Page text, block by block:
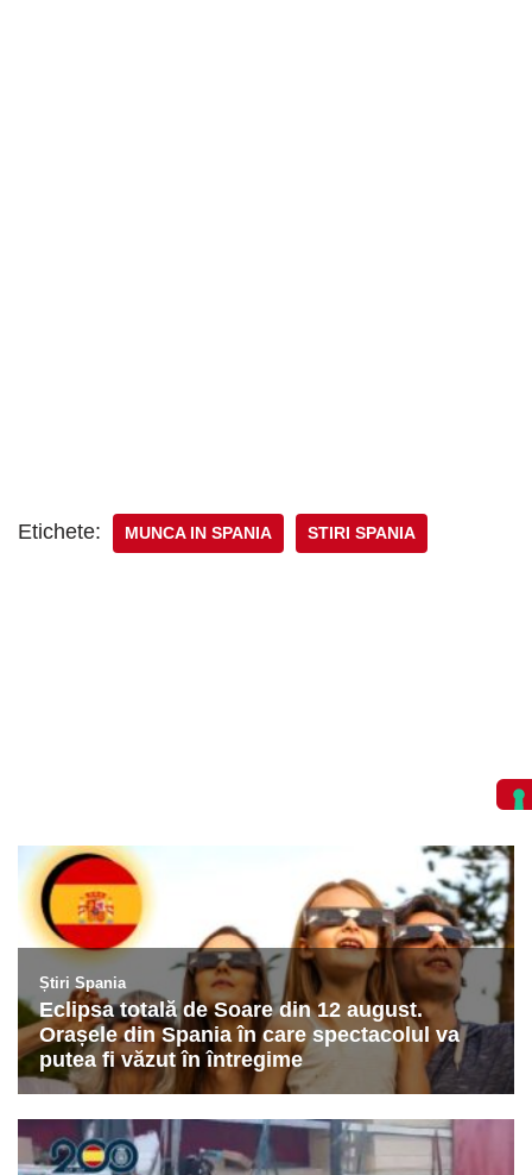
Etichete: MUNCA IN SPANIA STIRI SPANIA